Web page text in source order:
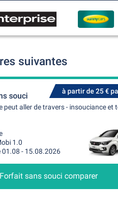
suivantes
à partir de 25 €
souci
peut aller de travers - insouciance et
1.0
01.08 - 15.08.2026
Forfait sans souci comparer